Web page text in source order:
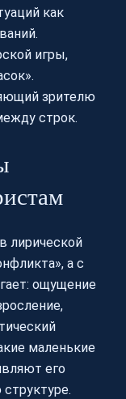
как
игры,
зрителю
строк.
лирической
а с
ощущение
маленькие
его